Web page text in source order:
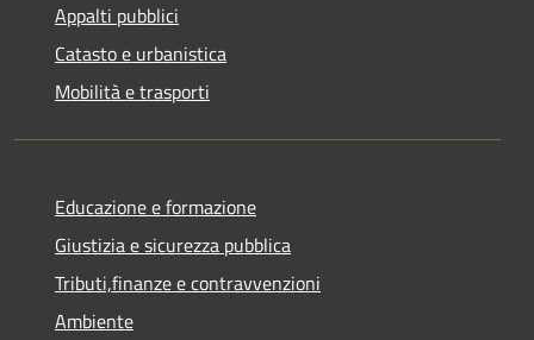
Appalti pubblici
Catasto e urbanistica
Mobilità e trasporti
Educazione e formazione
Giustizia e sicurezza pubblica
Tributi,finanze e contravvenzioni
Ambiente